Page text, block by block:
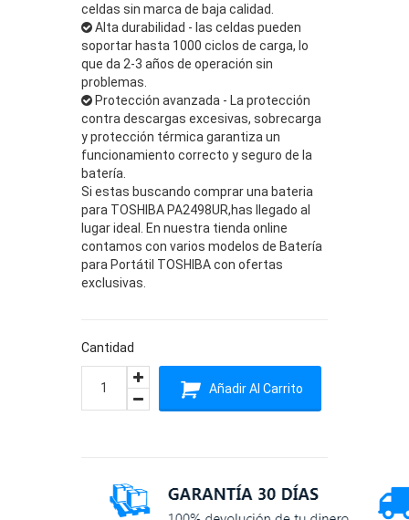
celdas sin marca de baja calidad.
Alta durabilidad - las celdas pueden
soportar hasta 1000 ciclos de carga, lo
que da 2-3 años de operación sin
problemas.
Protección avanzada - La protección
contra descargas excesivas, sobrecarga
y protección térmica garantiza un
funcionamiento correcto y seguro de la
batería.
Si estas buscando comprar una bateria
para TOSHIBA PA2498UR,has llegado al
lugar ideal. En nuestra tienda online
contamos con varios modelos de Batería
para Portátil TOSHIBA con ofertas
exclusivas.
Cantidad
Añadir Al Carrito